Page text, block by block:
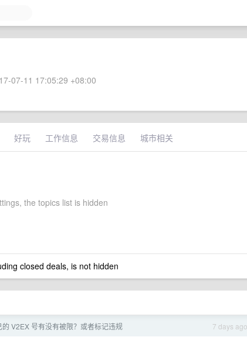
07-11 17:05:29 +08:00
好玩 工作信息 交易信息 城市相关
the topics list is hidden
closed deals, is not hidden
7 days ago
的 V2EX 号有没有被限？或者标记违规